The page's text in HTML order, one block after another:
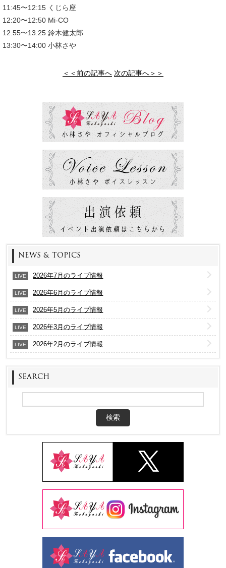
11:45〜12:15 くじら座
12:20〜12:50 Mi-CO
12:55〜13:25 鈴木健太郎
13:30〜14:00 小林さや
＜＜前の記事へ 次の記事へ＞＞
NEWS & TOPICS
LIVE 2026年7月のライブ情報
LIVE 2026年6月のライブ情報
LIVE 2026年5月のライブ情報
LIVE 2026年3月のライブ情報
LIVE 2026年2月のライブ情報
SEARCH